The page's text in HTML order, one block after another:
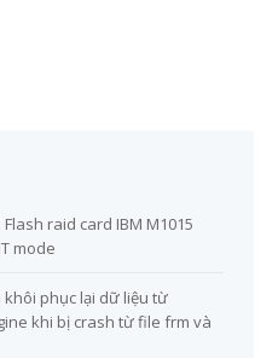
raid card IBM M1015
mode
khôi phục lại dữ liệu từ
khi bị crash từ file frm và